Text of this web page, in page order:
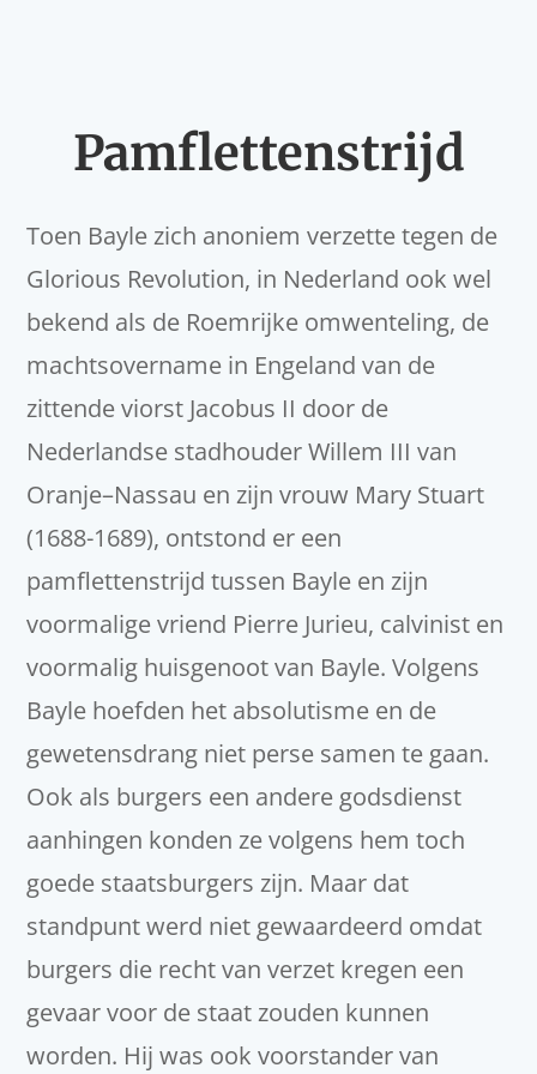
Pamflettenstrijd
Toen Bayle zich anoniem verzette tegen de
Glorious Revolution, in Nederland ook wel
bekend als de Roemrijke omwenteling, de
machtsovername in Engeland van de
zittende viorst Jacobus II door de
Nederlandse stadhouder Willem III van
Oranje–Nassau en zijn vrouw Mary Stuart
(1688-1689), ontstond er een
pamflettenstrijd tussen Bayle en zijn
voormalige vriend Pierre Jurieu, calvinist en
voormalig huisgenoot van Bayle. Volgens
Bayle hoefden het absolutisme en de
gewetensdrang niet perse samen te gaan.
Ook als burgers een andere godsdienst
aanhingen konden ze volgens hem toch
goede staatsburgers zijn. Maar dat
standpunt werd niet gewaardeerd omdat
burgers die recht van verzet kregen een
gevaar voor de staat zouden kunnen
worden. Hij was ook voorstander van